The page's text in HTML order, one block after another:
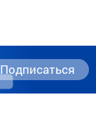
Подписаться